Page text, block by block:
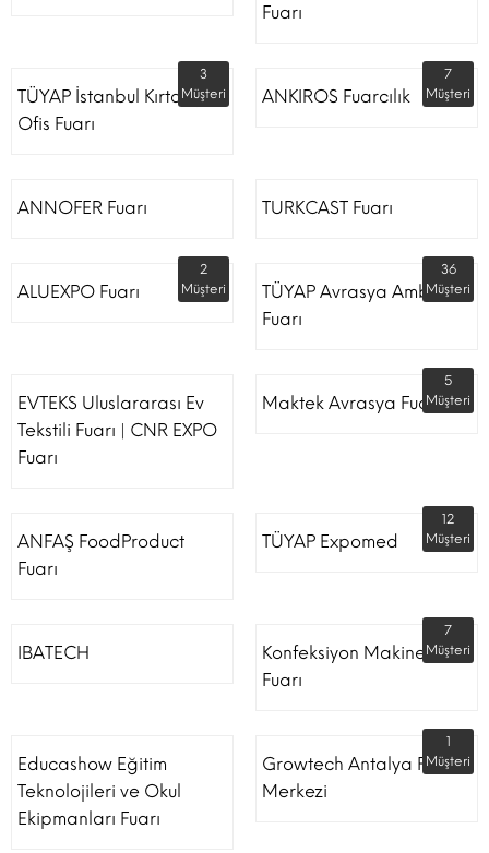
Fuarı
TÜYAP İstanbul Kırtasiye
Ofis Fuarı
3
Müşteri
ANKIROS Fuarcılık
7
Müşteri
ANNOFER Fuarı TURKCAST Fuarı
ALUEXPO Fuarı
2
Müşteri
TÜYAP Avrasya Ambalaj
Fuarı
36
Müşteri
EVTEKS Uluslararası Ev
Tekstili Fuarı | CNR EXPO
Fuarı
Maktek Avrasya Fuarı
5
Müşteri
ANFAŞ FoodProduct
Fuarı
TÜYAP Expomed
12
Müşteri
IBATECH
Konfeksiyon Makinesi
Fuarı
7
Müşteri
Educashow Eğitim
Teknolojileri ve Okul
Ekipmanları Fuarı
Growtech Antalya Fuar
Merkezi
1
Müşteri